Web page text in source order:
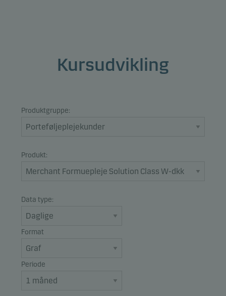
Kursudvikling
Produktgruppe:
Produkt:
Data type:
Format
Periode